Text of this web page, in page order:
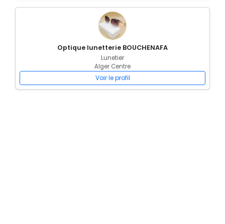
Optique lunetterie BOUCHENAFA
Lunetier
Alger Centre
Voir le profil